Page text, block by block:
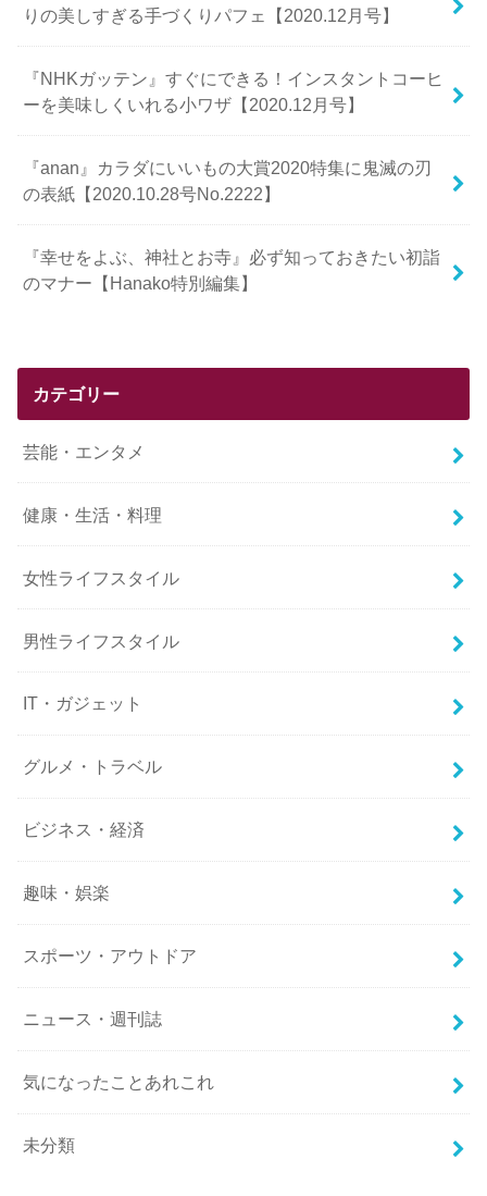
りの美しすぎる手づくりパフェ【2020.12月号】
『NHKガッテン』すぐにできる！インスタントコーヒ
ーを美味しくいれる小ワザ【2020.12月号】
『anan』カラダにいいもの大賞2020特集に鬼滅の刃
の表紙【2020.10.28号No.2222】
『幸せをよぶ、神社とお寺』必ず知っておきたい初詣
のマナー【Hanako特別編集】
カテゴリー
芸能・エンタメ
健康・生活・料理
女性ライフスタイル
男性ライフスタイル
IT・ガジェット
グルメ・トラベル
ビジネス・経済
趣味・娯楽
スポーツ・アウトドア
ニュース・週刊誌
気になったことあれこれ
未分類